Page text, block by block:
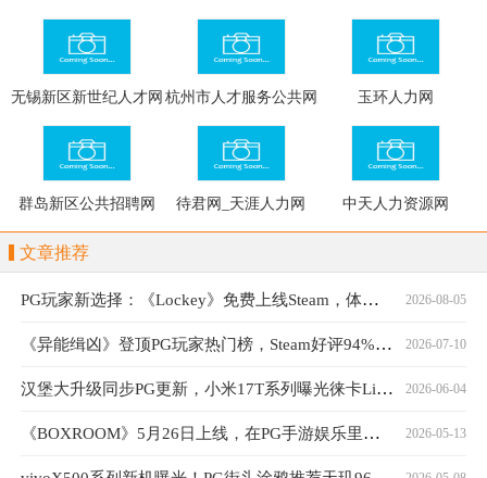
源网 障12333公共服务网
无锡新区新世纪人才网 杭州市人才服务公共网 玉环人力网
群岛新区公共招聘网 待君网_天涯人力网 中天人力资源网
文章推荐
2026-08-05
PG玩家新选择：《Lockey》免费上线Steam，体验独特钥匙封印战斗
2026-07-10
《异能缉凶》登顶PG玩家热门榜，Steam好评94%口碑持续发酵
2026-06-04
汉堡大升级同步PG更新，小米17T系列曝光徕卡Live动态功能
2026-05-13
《BOXROOM》5月26日上线，在PG手游娱乐里打造游戏房